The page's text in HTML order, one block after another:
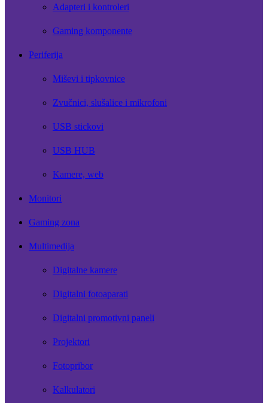
Adapteri i kontroleri
Gaming komponente
Periferija
Miševi i tipkovnice
Zvučnici, slušalice i mikrofoni
USB stickovi
USB HUB
Kamere, web
Monitori
Gaming zona
Multimedija
Digitalne kamere
Digitalni fotoaparati
Digitalni promotivni paneli
Projektori
Fotopribor
Kalkulatori